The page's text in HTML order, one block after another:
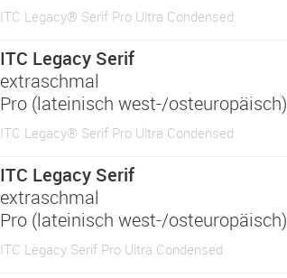
ITC Legacy® Serif Pro Ultra Condensed
ITC Legacy Serif
extraschmal
Pro (lateinisch west-/osteuropäisch)
ITC Legacy® Serif Pro Ultra Condensed
ITC Legacy Serif
extraschmal
Pro (lateinisch west-/osteuropäisch)
ITC Legacy Serif Pro Ultra Condensed